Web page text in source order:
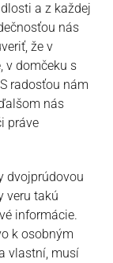
a z každej
nás
že v
v domčeku s
radosťou nám
nás
práve
dvojprúdovou
veru takú
informácie.
k osobným
vlastní, musí